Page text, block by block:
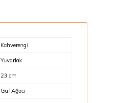
Kahverengi
Yuvarlak
23 cm
Gül Ağacı